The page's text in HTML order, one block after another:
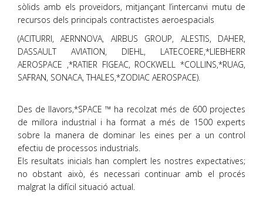
sòlids amb els proveïdors, mitjançant l’intercanvi mutu de
recursos dels principals contractistes aeroespacials
(ACITURRI, AERNNOVA, AIRBUS GROUP, ALESTIS, DAHER,
DASSAULT AVIATION, DIEHL, LATECOERE,*LIEBHERR
AEROSPACE ,*RATIER FIGEAC, ROCKWELL *COLLINS,*RUAG,
SAFRAN, SONACA, THALES,*ZODIAC AEROSPACE).
Des de llavors,*SPACE ™ ha recolzat més de 600 projectes
de millora industrial i ha format a més de 1500 experts
sobre la manera de dominar les eines per a un control
efectiu de processos industrials.
Els resultats inicials han complert les nostres expectatives;
no obstant això, és necessari continuar amb el procés
malgrat la difícil situació actual.